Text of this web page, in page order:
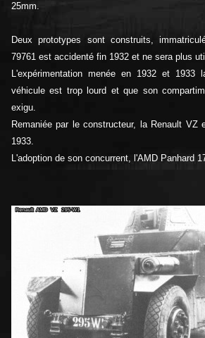
25mm.
Deux prototypes sont construits,
79761 est accidenté fin 1932 et ne sera plus
L'expérimentation menée en 1932 et 1933
véhicule est trop lourd et que son
exigu.
Remaniée par le constructeur, la Renault VZ
1933.
L'adoption de son concurrent, l'AMD Panhard